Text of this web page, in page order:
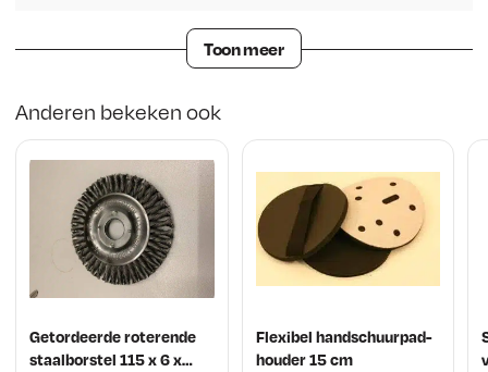
Toon meer
Anderen bekeken ook
Getordeerde roterende
staalborstel 115 x 6 x
Flexibel handschuurpad-
houder 15 cm